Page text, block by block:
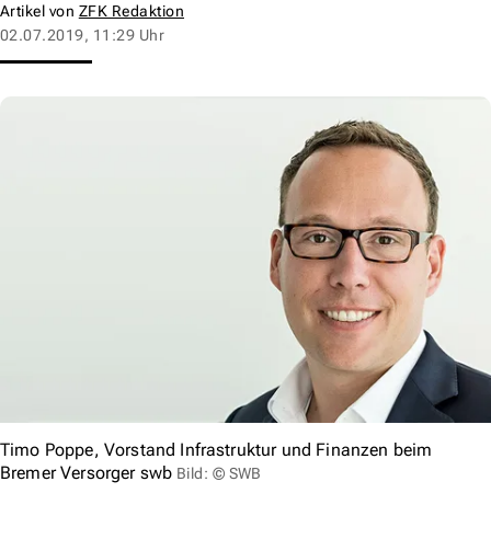
Artikel von ZFK Redaktion
02.07.2019, 11:29 Uhr
Timo Poppe, Vorstand Infrastruktur und Finanzen beim
Bremer Versorger swb Bild: © SWB